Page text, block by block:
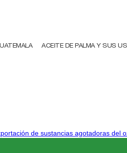
ACEITE DE PALMA Y SUS
de sustancias agotadoras